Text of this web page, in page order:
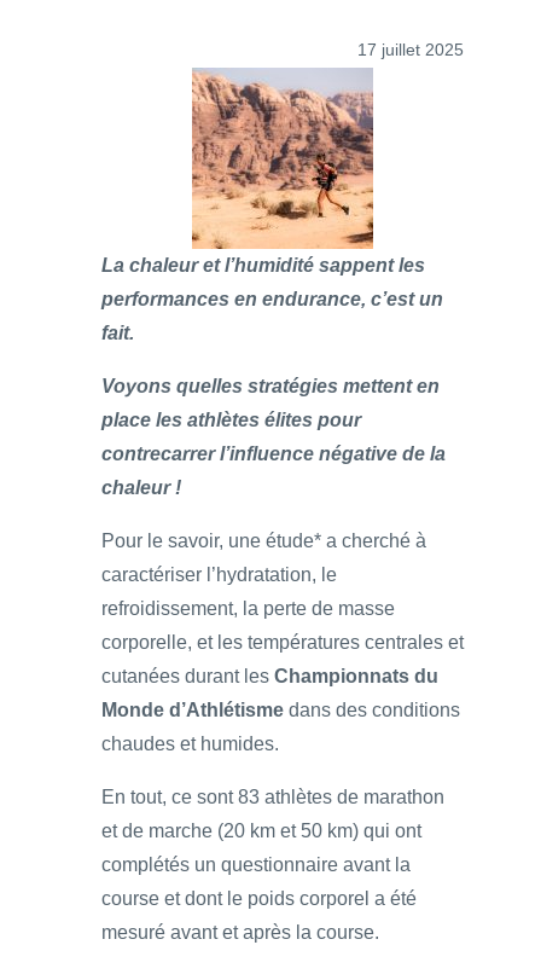
17 juillet 2025
La chaleur et l’humidité sappent les
performances en endurance, c’est un
fait.
Voyons quelles stratégies mettent en
place les athlètes élites pour
contrecarrer l’influence négative de la
chaleur !
Pour le savoir, une étude* a cherché à
caractériser l’hydratation, le
refroidissement, la perte de masse
corporelle, et les températures centrales et
cutanées durant les Championnats du
Monde d’Athlétisme dans des conditions
chaudes et humides.
En tout, ce sont 83 athlètes de marathon
et de marche (20 km et 50 km) qui ont
complétés un questionnaire avant la
course et dont le poids corporel a été
mesuré avant et après la course.